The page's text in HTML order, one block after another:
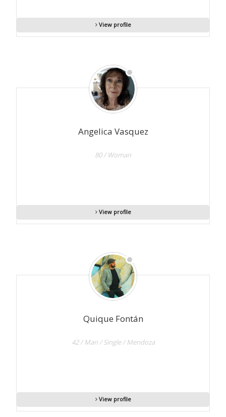
View profile
Angelica Vasquez
80 / Woman
View profile
Quique Fontán
42 / Man / Single / Mendoza
View profile